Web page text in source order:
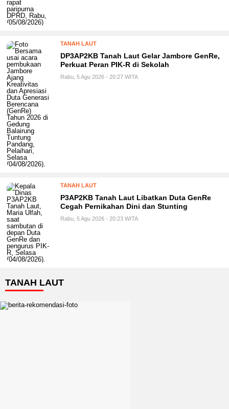
TANAH LAUT
DP3AP2KB Tanah Laut Gelar Jambore GenRe,
Perkuat Peran PIK-R di Sekolah
Rabu, 5 Agu 2026 - 20:27 WITA
TANAH LAUT
P3AP2KB Tanah Laut Libatkan Duta GenRe
Cegah Pernikahan Dini dan Stunting
Rabu, 5 Agu 2026 - 20:23 WITA
TANAH LAUT